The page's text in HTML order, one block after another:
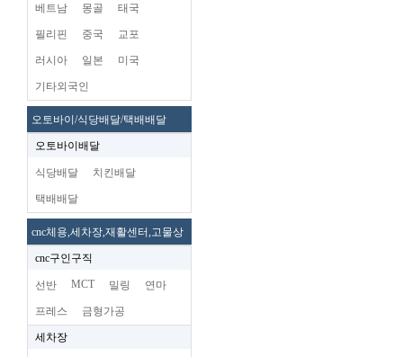
베트남 몽골 태국
필리핀 중국 교포
러시아 일본 미국
기타외국인
오토바이/식당배달/택배배달
오토바이배달
식당배달 치킨배달
택배배달
cnc체용,세차장,재활센터,고물상
cnc구인구직
선반 MCT 밀링 연마
프레스 금형가공
세차장